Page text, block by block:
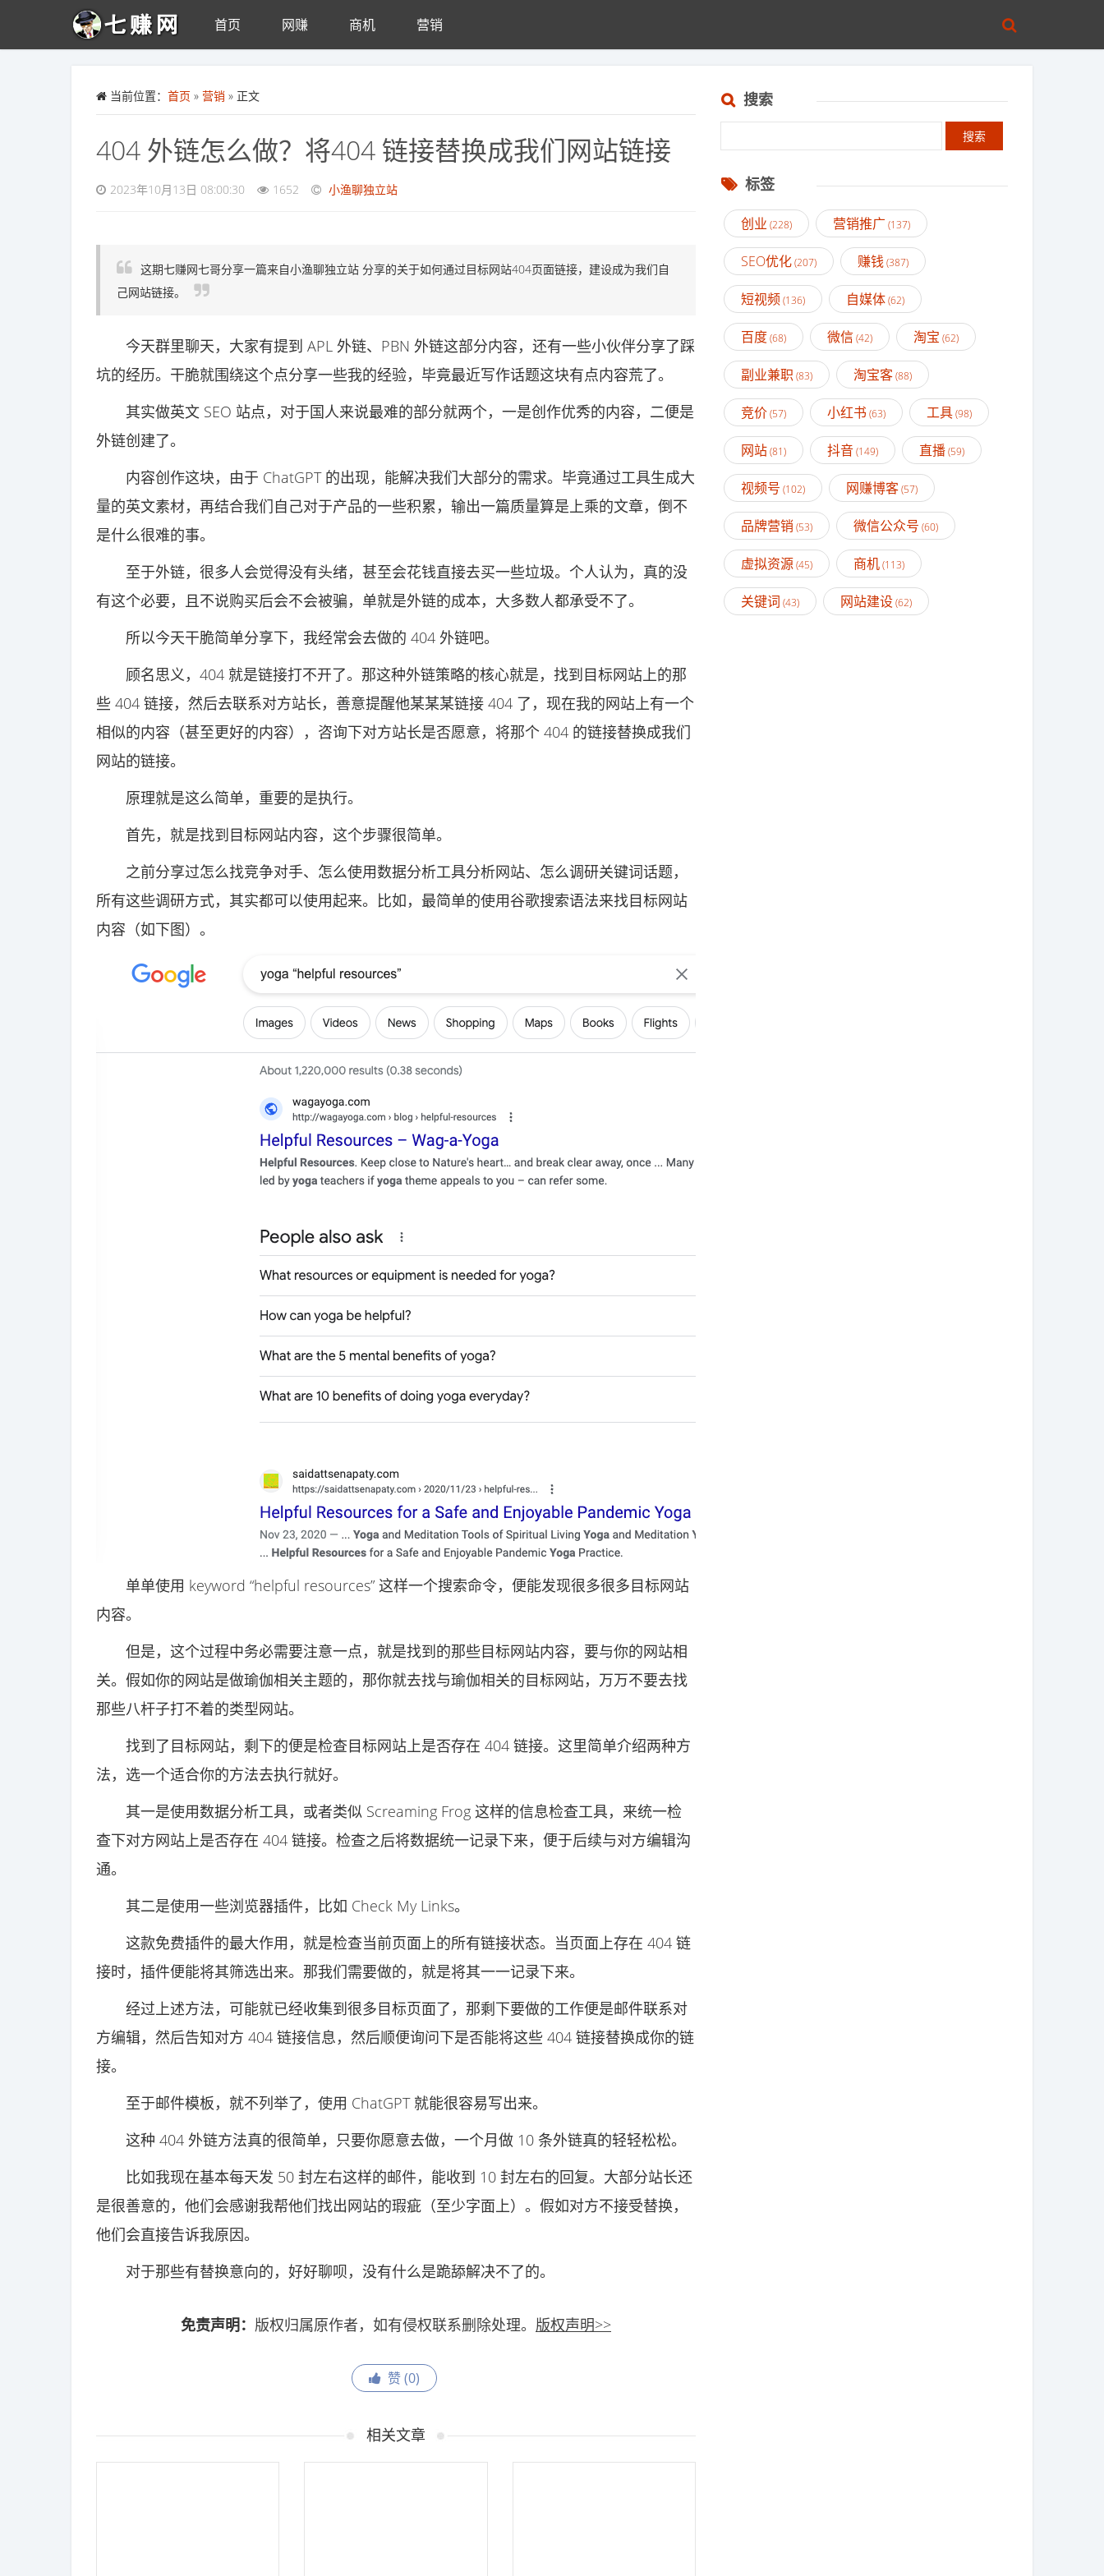
首页 网赚 商机 营销
当前位置： 首页 » 营销 » 正文
404 外链怎么做？将404 链接替换成我们网站链接
2023年10月13日 08:00:30 1652 小渔聊独立站
这期七赚网七哥分享一篇来自小渔聊独立站 分享的关于如何通过目标网站404页面链接，建设成为我们自
己网站链接。
今天群里聊天，大家有提到 APL 外链、PBN 外链这部分内容，还有一些小伙伴分享了踩
坑的经历。干脆就围绕这个点分享一些我的经验，毕竟最近写作话题这块有点内容荒了。
其实做英文 SEO 站点，对于国人来说最难的部分就两个，一是创作优秀的内容，二便是
外链创建了。
内容创作这块，由于 ChatGPT 的出现，能解决我们大部分的需求。毕竟通过工具生成大
量的英文素材，再结合我们自己对于产品的一些积累，输出一篇质量算是上乘的文章，倒不
是什么很难的事。
至于外链，很多人会觉得没有头绪，甚至会花钱直接去买一些垃圾。个人认为，真的没
有这个必要，且不说购买后会不会被骗，单就是外链的成本，大多数人都承受不了。
所以今天干脆简单分享下，我经常会去做的 404 外链吧。
顾名思义，404 就是链接打不开了。那这种外链策略的核心就是，找到目标网站上的那
些 404 链接，然后去联系对方站长，善意提醒他某某某链接 404 了，现在我的网站上有一个
相似的内容（甚至更好的内容），咨询下对方站长是否愿意，将那个 404 的链接替换成我们
网站的链接。
原理就是这么简单，重要的是执行。
首先，就是找到目标网站内容，这个步骤很简单。
之前分享过怎么找竞争对手、怎么使用数据分析工具分析网站、怎么调研关键词话题，
所有这些调研方式，其实都可以使用起来。比如，最简单的使用谷歌搜索语法来找目标网站
内容（如下图）。
单单使用 keyword “helpful resources” 这样一个搜索命令，便能发现很多很多目标网站
内容。
但是，这个过程中务必需要注意一点，就是找到的那些目标网站内容，要与你的网站相
关。假如你的网站是做瑜伽相关主题的，那你就去找与瑜伽相关的目标网站，万万不要去找
那些八杆子打不着的类型网站。
找到了目标网站，剩下的便是检查目标网站上是否存在 404 链接。这里简单介绍两种方
法，选一个适合你的方法去执行就好。
其一是使用数据分析工具，或者类似 Screaming Frog 这样的信息检查工具，来统一检
查下对方网站上是否存在 404 链接。检查之后将数据统一记录下来，便于后续与对方编辑沟
通。
其二是使用一些浏览器插件，比如 Check My Links。
这款免费插件的最大作用，就是检查当前页面上的所有链接状态。当页面上存在 404 链
接时，插件便能将其筛选出来。那我们需要做的，就是将其一一记录下来。
经过上述方法，可能就已经收集到很多目标页面了，那剩下要做的工作便是邮件联系对
方编辑，然后告知对方 404 链接信息，然后顺便询问下是否能将这些 404 链接替换成你的链
接。
至于邮件模板，就不列举了，使用 ChatGPT 就能很容易写出来。
这种 404 外链方法真的很简单，只要你愿意去做，一个月做 10 条外链真的轻轻松松。
比如我现在基本每天发 50 封左右这样的邮件，能收到 10 封左右的回复。大部分站长还
是很善意的，他们会感谢我帮他们找出网站的瑕疵（至少字面上）。假如对方不接受替换，
他们会直接告诉我原因。
对于那些有替换意向的，好好聊呗，没有什么是跪舔解决不了的。
免责声明： 版权归属原作者，如有侵权联系删除处理。 版权声明>>
赞 (0)
相关文章
搜索
标签
创业 (228) 营销推广 (137)
SEO优化(207) 赚钱(387)
短视频(136) 自媒体(62)
百度(68) 微信(42) 淘宝 (62)
副业兼职 (83) 淘宝客(88)
竞价(57) 小红书 (63) 工具(98)
网站(81) 抖音(149) 直播(59)
视频号 (102) 网赚博客(57)
品牌营销 (53) 微信公众号 (60)
虚拟资源(45) 商机(113)
关键词 (43) 网站建设(62)